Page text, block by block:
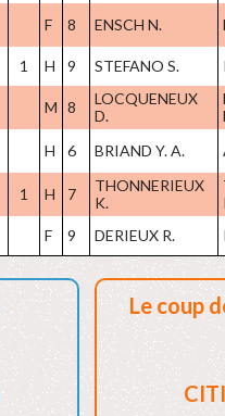
F 8 ENSCH N.
1 H 9 STEFANO S.
M 8
LOCQUENEUX
D.
H 6 BRIAND Y. A.
1 H 7
THONNERIEUX
K.
F 9 DERIEUX R.
Le coup